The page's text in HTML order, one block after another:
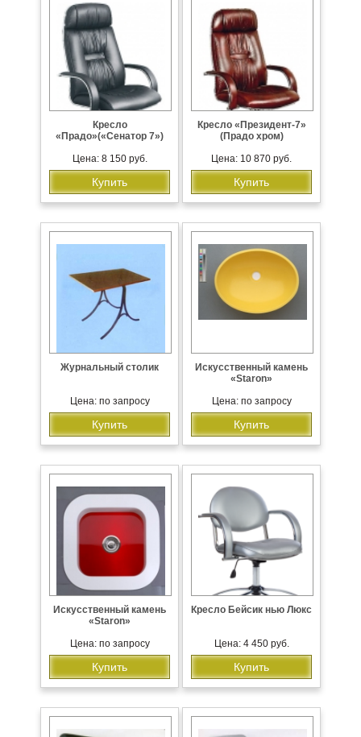
Кресло
«Прадо»(«Сенатор 7»)
Цена: 8 150 руб.
Купить
Кресло «Президент-7»
(Прадо хром)
Цена: 10 870 руб.
Купить
Журнальный столик
Цена: по запросу
Купить
Искусственный камень
«Staron»
Цена: по запросу
Купить
Искусственный камень
«Staron»
Цена: по запросу
Купить
Кресло Бейсик нью Люкс
Цена: 4 450 руб.
Купить